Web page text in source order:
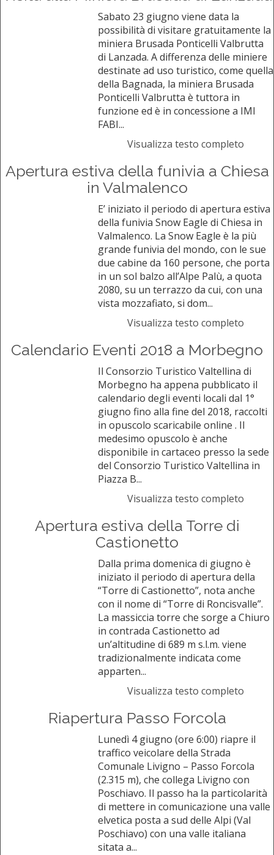
Sabato 23 giugno viene data la
possibilità di visitare gratuitamente la
miniera Brusada Ponticelli Valbrutta
di Lanzada. A differenza delle miniere
destinate ad uso turistico, come quella
della Bagnada, la miniera Brusada
Ponticelli Valbrutta è tuttora in
funzione ed è in concessione a IMI
FABI...
Visualizza testo completo
Apertura estiva della funivia a Chiesa
in Valmalenco
E’ iniziato il periodo di apertura estiva
della funivia Snow Eagle di Chiesa in
Valmalenco. La Snow Eagle è la più
grande funivia del mondo, con le sue
due cabine da 160 persone, che porta
in un sol balzo all’Alpe Palù, a quota
2080, su un terrazzo da cui, con una
vista mozzafiato, si dom...
Visualizza testo completo
Calendario Eventi 2018 a Morbegno
Il Consorzio Turistico Valtellina di
Morbegno ha appena pubblicato il
calendario degli eventi locali dal 1°
giugno fino alla fine del 2018, raccolti
in opuscolo scaricabile online . Il
medesimo opuscolo è anche
disponibile in cartaceo presso la sede
del Consorzio Turistico Valtellina in
Piazza B...
Visualizza testo completo
Apertura estiva della Torre di
Castionetto
Dalla prima domenica di giugno è
iniziato il periodo di apertura della
“Torre di Castionetto”, nota anche
con il nome di “Torre di Roncisvalle”.
La massiccia torre che sorge a Chiuro
in contrada Castionetto ad
un’altitudine di 689 m s.l.m. viene
tradizionalmente indicata come
apparten...
Visualizza testo completo
Riapertura Passo Forcola
Lunedì 4 giugno (ore 6:00) riapre il
traffico veicolare della Strada
Comunale Livigno – Passo Forcola
(2.315 m), che collega Livigno con
Poschiavo. Il passo ha la particolarità
di mettere in comunicazione una valle
elvetica posta a sud delle Alpi (Val
Poschiavo) con una valle italiana
sitata a...